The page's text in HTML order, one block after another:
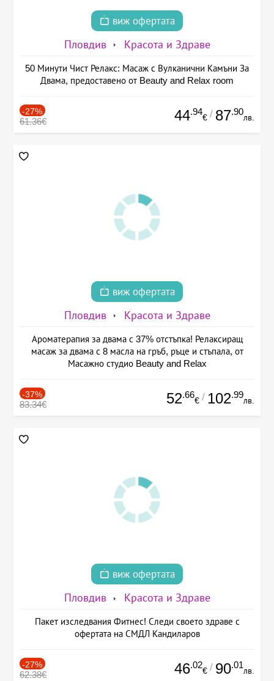
виж офертата
Пловдив Красота и Здраве
50 Минути Чист Релакс: Масаж с Вулканични Камъни За
Двама, предоставено от Beauty and Relax room
-27%
61.36€ 44.94
€ / 87.90
лв.
виж офертата
Пловдив Красота и Здраве
Ароматерапия за двама с 37% отстъпка! Релаксиращ
масаж за двама с 8 масла на гръб, ръце и стъпала, от
Масажно студио Beauty and Relax
-37%
83.34€ 52.66
€ / 102.99
лв.
виж офертата
Пловдив Красота и Здраве
Пакет изследвания Фитнес! Следи своето здраве с
офертата на СМДЛ Кандиларов
-27%
62.38€ 46.02
€ / 90.01
лв.